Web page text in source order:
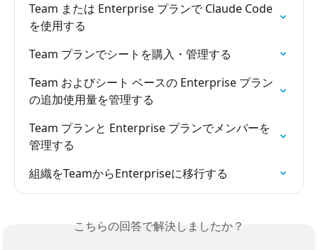
Team または Enterprise プランで Claude Code
を使用する
Team プランでシートを購入・管理する
Team およびシート ベースの Enterprise プラン
の追加使用量を管理する
Team プランと Enterprise プランでメンバーを
管理する
組織をTeamからEnterpriseに移行する
こちらの回答で解決しましたか？